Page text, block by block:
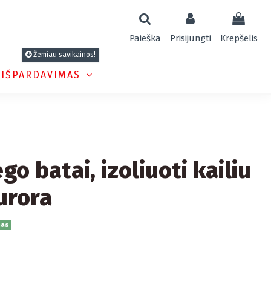
Paieška Prisijungti Krepšelis
Žemiau savikainos!
batai, izoliuoti kailiu